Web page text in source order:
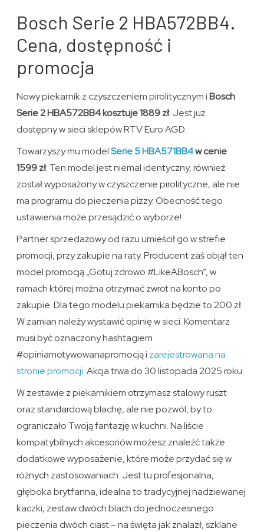
Bosch Serie 2 HBA572BB4.
Cena, dostępność i
promocja
Nowy piekarnik z czyszczeniem pirolitycznym iBosch
Serie 2 HBA572BB4 kosztuje 1889 zł. Jest już
dostępny w sieci sklepów RTV Euro AGD.
Towarzyszy mu modelSerie 5 HBA571BB4w cenie
1599 zł. Ten model jest niemal identyczny, również
został wyposażony w czyszczenie pirolityczne, ale nie
ma programu do pieczenia pizzy. Obecność tego
ustawienia może przesądzić o wyborze!
Partner sprzedażowy od razu umieścił go w strefie
promocji, przy zakupie na raty. Producent zaś objął ten
model promocją „Gotuj zdrowo #LikeABosch”, w
ramach której można otrzymać zwrot na konto po
zakupie. Dla tego modelu piekarnika będzie to 200 zł.
W zamian należy wystawić opinię w sieci. Komentarz
musi być oznaczony hashtagiem
#opiniamotywowanapromocją i zarejestrowana na
stronie promocji. Akcja trwa do 30 listopada 2025 roku.
W zestawie z piekarnikiem otrzymasz stalowy ruszt
oraz standardową blachę, ale nie pozwól, by to
ograniczało Twoją fantazję w kuchni. Na liście
kompatybilnych akcesoriów możesz znaleźć także
dodatkowe wyposażenie, które może przydać się w
różnych zastosowaniach. Jest tu profesjonalna,
głęboka brytfanna, idealna to tradycyjnej nadziewanej
kaczki, zestaw dwóch blach do jednoczesnego
pieczenia dwóch ciast – na święta jak znalazł, szklane